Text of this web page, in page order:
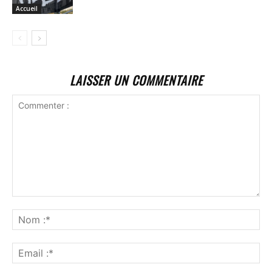
Accueil
LAISSER UN COMMENTAIRE